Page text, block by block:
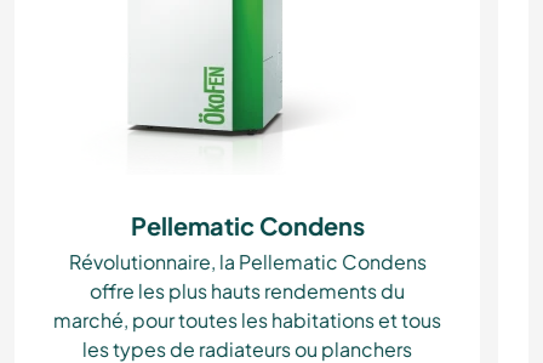
Pellematic Condens
Révolutionnaire, la Pellematic Condens
offre les plus hauts rendements du
marché, pour toutes les habitations et tous
les types de radiateurs ou planchers